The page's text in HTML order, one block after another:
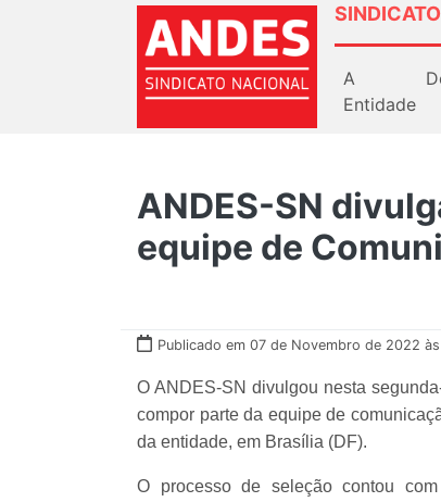
A
Entidade
ANDES-SN
equipe de
Publicado em 07 de Novembro de 2022
O ANDES-SN divulgou nesta
compor parte da equipe de
da entidade, em Brasília (DF).
O processo de seleção contou